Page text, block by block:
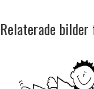
Relaterade